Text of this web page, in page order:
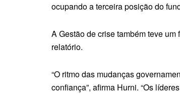
ocupando a terceira posição do
A Gestão de crise também teve
relatório.
“O ritmo das mudanças
confiança”, afirma Hurni. “Os